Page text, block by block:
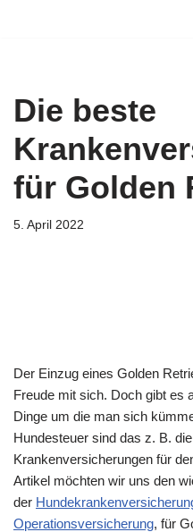
Die beste
für Golden
5. April 2022
Der Einzug eines Golden
Freude mit sich. Doch gibt es
Dinge um die man sich
Hundesteuer sind das z. B.
Krankenversicherungen für
Artikel möchten wir uns den
der
Operationsversicherung, für